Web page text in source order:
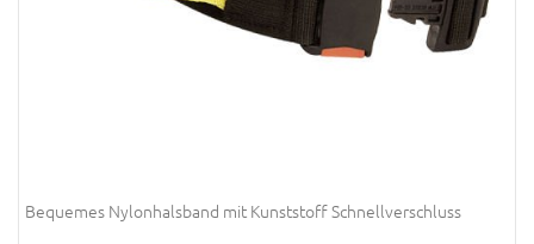
Bequemes Nylonhalsband mit Kunststoff Schnellverschluss